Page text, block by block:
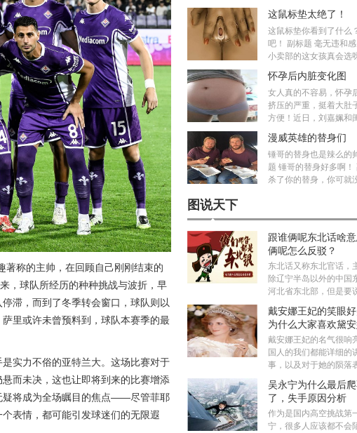
著称的主帅，在回顾自己刚刚结束的
，球队所经历的种种挑战与波折，早
滞，而到了冬季转会窗口，球队则以
里或许未曾预料到，球队本赛季的最
实力不俗的亚特兰大。这场比赛对于
而未决，这也让即将到来的比赛增添
疑将成为全场瞩目的焦点——尽管菲耶
表情，都可能引发球迷们的无限遐
这鼠标垫太绝了！
这鼠标垫你看到了什么
吧！ 副标题 毫无违和
小卖部的这女孩真会选
怀孕后内脏变化图
女人真的不容易，怀孕
挤压的严重，挺着大肚
方便！近日，刘嘉姵和
漫威英雄的替身们
锤哥的替身也是辣么的
题 锤哥的替身好多啊！
杀了你的替身，你可就
图说天下
跟谁俩呢东北话啥
俩呢怎么反驳？
东北话又称东北官话，
除辽宁半岛以外的中国
河北省东北部，但是要
戴安娜王妃的笑眼好
为什么大家喜欢黛安
戴安娜王妃的名气很响
国人的我们都能详细的
事，以及对于她的陨落
吴永宁为什么最后
了，失手原因分析
作为是国内高空挑战第
宁，很多人应该都不会